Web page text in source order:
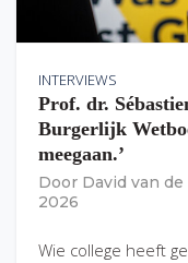
INTERVIEWS
Prof. dr.
Burgerlijk
meegaan.’
Door David van de
2026
Wie college heeft